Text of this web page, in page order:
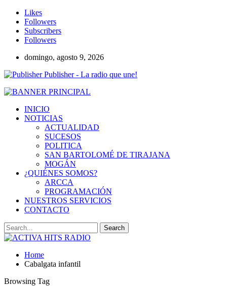
Likes
Followers
Subscribers
Followers
domingo, agosto 9, 2026
Publisher - La radio que une!
INICIO
NOTICIAS
ACTUALIDAD
SUCESOS
POLITICA
SAN BARTOLOMÉ DE TIRAJANA
MOGÁN
¿QUIÉNES SOMOS?
ARCCA
PROGRAMACIÓN
NUESTROS SERVICIOS
CONTACTO
Home
Cabalgata infantil
Browsing Tag